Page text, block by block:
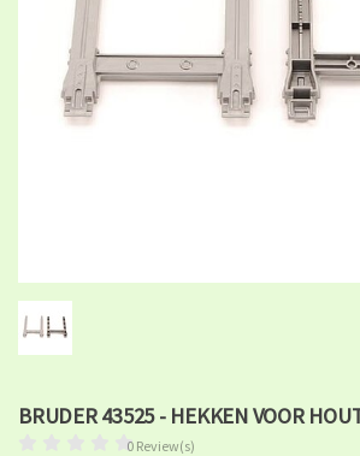
BRUDER 43525 - HEKKEN VOOR
0 Review(s)